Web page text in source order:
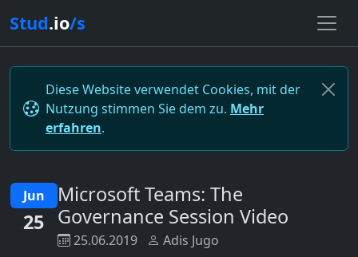
Stud.io/s
Diese Website verwendet Cookies, mit der
Nutzung stimmen Sie dem zu. Mehr
erfahren.
Jun
25
Microsoft Teams: The
Governance Session Video
25.06.2019 Adis Jugo